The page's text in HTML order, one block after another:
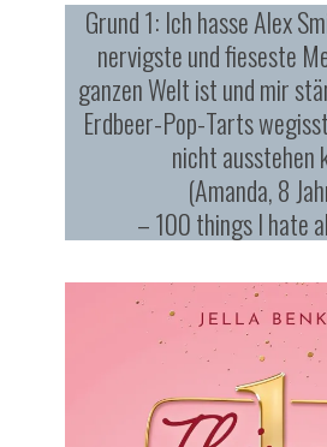
Grund 1: Ich hasse Alex
nervigste und fieseste
ganzen Welt ist und mir
Erdbeer-Pop-Tarts
nicht ausstehen
(Amanda, 8
– 100 things I hate